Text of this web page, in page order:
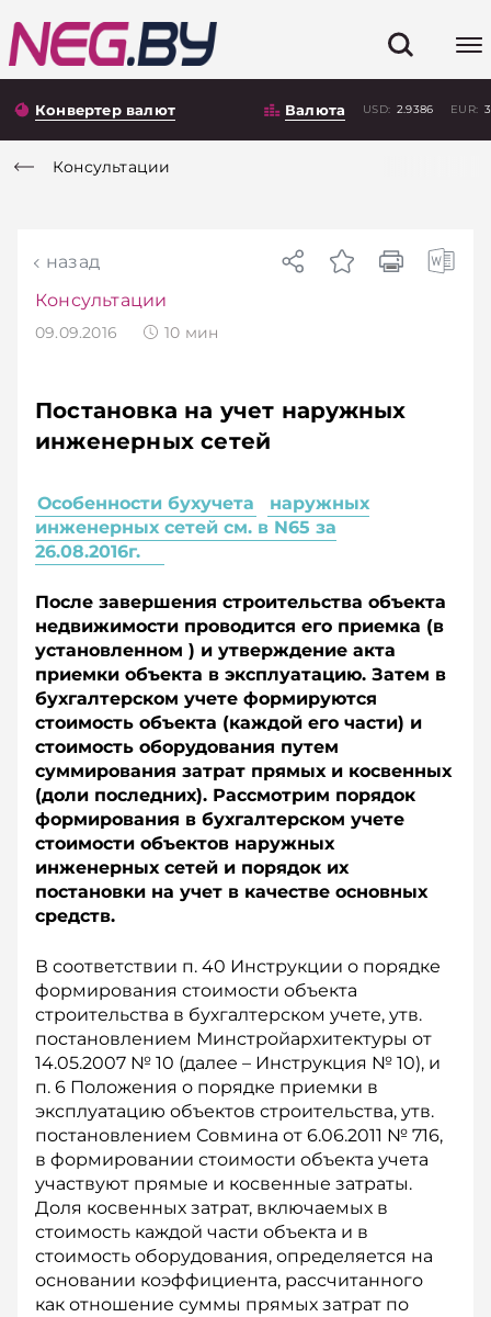
Конвертер валют Валюта USD: 2.9386 EUR:
Консультации
назад
Консультации
09.09.2016 10 мин
Постановка на учет наружных
инженерных сетей
Особенности бухучета
наружных
инженерных сетей см. в N65 за
26.08.2016г.
После завершения строительства объекта
недвижимости проводится его приемка (в
установленном ) и утверждение акта
приемки объекта в эксплуатацию. Затем в
бухгалтерском учете формируются
стоимость объекта (каждой его части) и
стоимость оборудования путем
суммирования затрат прямых и косвенных
(доли последних). Рассмотрим порядок
формирования в бухгалтерском учете
стоимости объектов наружных
инженерных сетей и порядок их
постановки на учет в качестве основных
средств.
В соответствии п. 40 Инструкции о порядке
формирования стоимости объекта
строительства в бухгалтерском учете, утв.
постановлением Минстройархитектуры от
14.05.2007 № 10 (далее – Инструкция № 10), и
п. 6 Положения о порядке приемки в
эксплуатацию объектов строительства, утв.
постановлением Совмина от 6.06.2011 № 716,
в формировании стоимости объекта учета
участвуют прямые и косвенные затраты.
Доля косвенных затрат, включаемых в
стоимость каждой части объекта и в
стоимость оборудования, определяется на
основании коэффициента, рас­считанного
как отношение суммы прямых затрат по